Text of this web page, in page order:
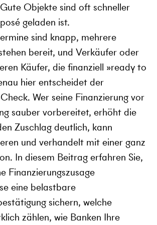
Objekte sind oft schneller
geladen ist.
sind knapp, mehrere
bereit, und Verkäufer oder
Käufer, die finanziell »ready to
hier entscheidet der
Wer seine Finanzierung vor
sauber vorbereitet, erhöht die
Zuschlag deutlich, kann
und verhandelt mit einer ganz
In diesem Beitrag erfahren Sie,
Finanzierungszusage
eine belastbare
sichern, welche
zählen, wie Banken Ihre